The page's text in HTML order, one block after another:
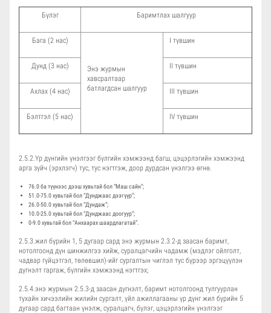
Бүлэг Баримтлах шалгуур
Бага (2 нас)
Энэ журмын
хавсралтаар
батлагдсан шалгуур
I түвшин
Дунд (3 нас) II түвшин
Ахлах (4 нас) III түвшин
Бэлтгэл (5 нас) IV түвшин
2.5.2.Үр дүнгийн үнэлгээг бүлгийн хэмжээнд багш, цэцэрлэгийн хэмжээнд
арга зүйч (эрхлэгч) тус, тус нэгтгэж, доор дурдсан үнэлгээ өгнө.
76.0 ба түүнээс дээш хувьтай бол “Маш сайн”;
51.0-75.0 хувьтай бол “Дунджаас дээгүүр”;
26.0-50.0 хувьтай бол “Дундаж”;
10.0-25.0 хувьтай бол “Дунджаас доогуур”;
0-9.0 хувьтай бол “Анхаарах шаардлагатай”.
2.5.3.жил бүрийн 1, 5 дугаар сард энэ журмын 2.3.2-д заасан баримт,
нотолгоонд дүн шинжилгээ хийж, суралцагчийн чадамж (мэдлэг ойлголт,
чадвар гүйцэтгэл, төлөвшил)-ийг сургалтын чиглэл тус бүрээр эргэцүүлэн
дүгнэлт гаргаж, бүлгийн хэмжээнд нэгтгэх;
2.5.4.энэ журмын 2.5.3-д заасан дүгнэлт, баримт нотолгоонд тулгуурлан
тухайн хичээлийн жилийн сургалт, үйл ажиллагааны үр дүнг жил бүрийн 5
дугаар сард багтаан үнэлж, суралцагч, бүлэг, цэцэрлэгийн үнэлгээг